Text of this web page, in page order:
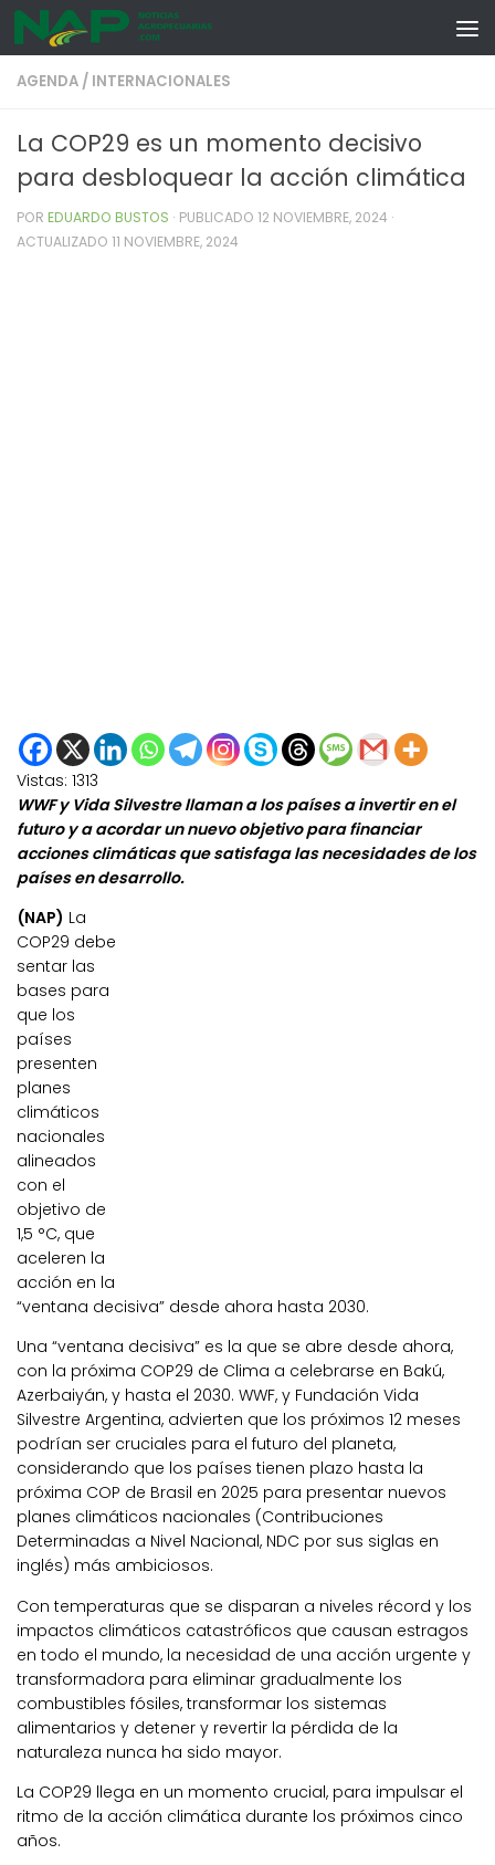
Skip to content
AGENDA / INTERNACIONALES
La COP29 es un momento decisivo
para desbloquear la acción climática
POR EDUARDO BUSTOS · PUBLICADO 12 NOVIEMBRE, 2024 ·
ACTUALIZADO 11 NOVIEMBRE, 2024
Vistas: 1313
WWF y Vida Silvestre llaman a los países a invertir en el
futuro y a acordar un nuevo objetivo para financiar
acciones climáticas que satisfaga las necesidades de los
países en desarrollo.
(NAP) La
COP29 debe
sentar las
bases para
que los
países
presenten
planes
climáticos
nacionales
alineados
con el
objetivo de
1,5 °C, que
aceleren la
acción en la
“ventana decisiva” desde ahora hasta 2030.
Una “ventana decisiva” es la que se abre desde ahora,
con la próxima COP29 de Clima a celebrarse en Bakú,
Azerbaiyán, y hasta el 2030. WWF, y Fundación Vida
Silvestre Argentina, advierten que los próximos 12 meses
podrían ser cruciales para el futuro del planeta,
considerando que los países tienen plazo hasta la
próxima COP de Brasil en 2025 para presentar nuevos
planes climáticos nacionales (Contribuciones
Determinadas a Nivel Nacional, NDC por sus siglas en
inglés) más ambiciosos.
Con temperaturas que se disparan a niveles récord y los
impactos climáticos catastróficos que causan estragos
en todo el mundo, la necesidad de una acción urgente y
transformadora para eliminar gradualmente los
combustibles fósiles, transformar los sistemas
alimentarios y detener y revertir la pérdida de la
naturaleza nunca ha sido mayor.
La COP29 llega en un momento crucial, para impulsar el
ritmo de la acción climática durante los próximos cinco
años.